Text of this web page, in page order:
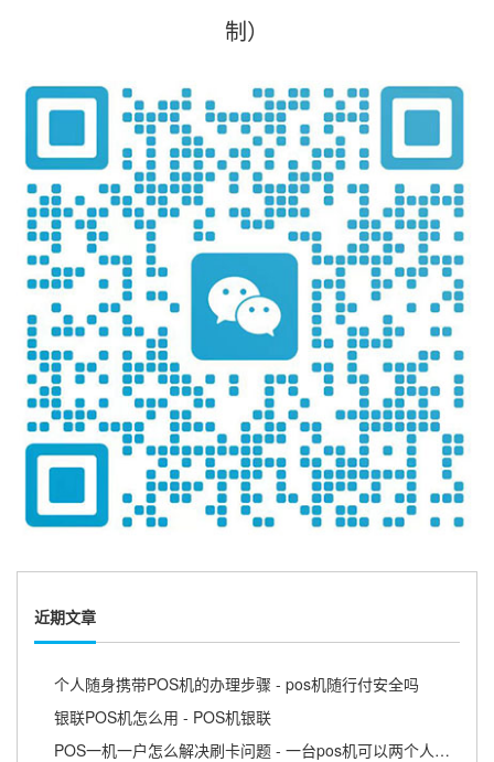
制）
近期文章
个人随身携带POS机的办理步骤 - pos机随行付安全吗
银联POS机怎么用 - POS机银联
POS一机一户怎么解决刷卡问题 - 一台pos机可以两个人用吗